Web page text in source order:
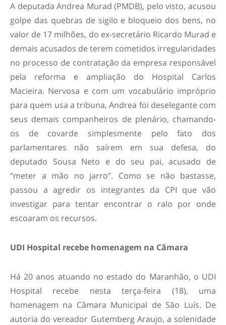
A deputada Andrea Murad (PMDB), pelo visto, acusou
golpe das quebras de sigilo e bloqueio dos bens, no
valor de 17 milhões, do ex-secretário Ricardo Murad e
demais acusados de terem cometidos irregularidades
no processo de contratação da empresa responsável
pela reforma e ampliação do Hospital Carlos
Macieira. Nervosa e com um vocabulário impróprio
para quem usa a tribuna, Andrea foi deselegante com
seus demais companheiros de plenário, chamando-
os de covarde simplesmente pelo fato dos
parlamentares não saírem em sua defesa, do
deputado Sousa Neto e do seu pai, acusado de
“meter a mão no jarro”. Como se não bastasse,
passou a agredir os integrantes da CPI que vão
investigar para tentar encontrar o ralo por onde
escoaram os recursos.
UDI Hospital recebe homenagem na Câmara
Há 20 anos atuando no estado do Maranhão, o UDI
Hospital recebe nesta terça-feira (18), uma
homenagem ​na Câmara Municipal de São Luís. De
autoria do vereador Gutemberg Araujo, a solenidade